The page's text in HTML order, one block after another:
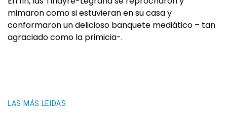
mimaron como si estuvieran en su casa y
conformaron un delicioso banquete mediático – tan
agraciado como la primicia-.
LAS MÁS LEIDAS